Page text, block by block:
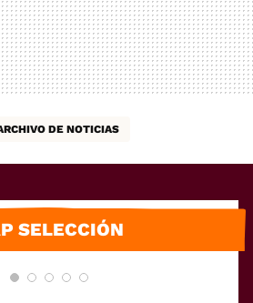
DE NOTICIAS
SELECCIÓN